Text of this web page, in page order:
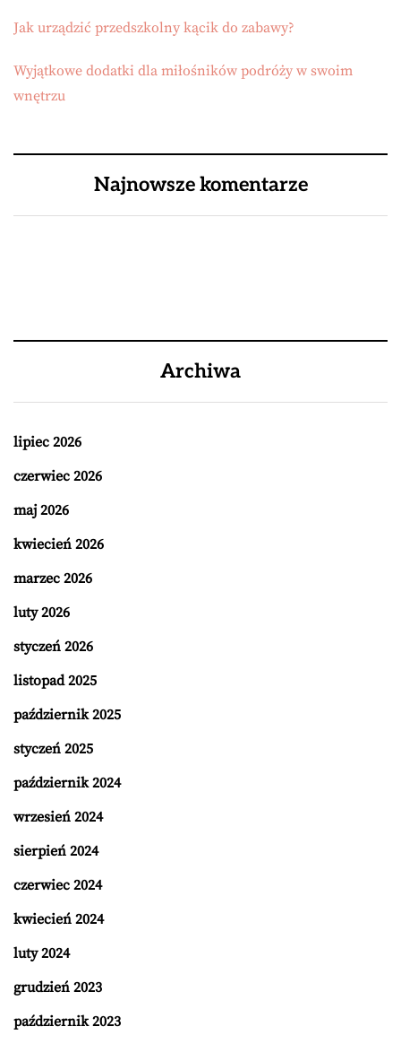
Jak urządzić przedszkolny kącik do zabawy?
Wyjątkowe dodatki dla miłośników podróży w swoim
wnętrzu
Najnowsze komentarze
Archiwa
lipiec 2026
czerwiec 2026
maj 2026
kwiecień 2026
marzec 2026
luty 2026
styczeń 2026
listopad 2025
październik 2025
styczeń 2025
październik 2024
wrzesień 2024
sierpień 2024
czerwiec 2024
kwiecień 2024
luty 2024
grudzień 2023
październik 2023